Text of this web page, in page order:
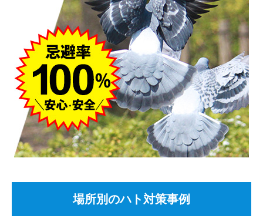
場所別のハト対策事例